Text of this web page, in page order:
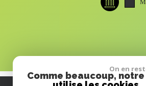
On en
Comme beaucoup,